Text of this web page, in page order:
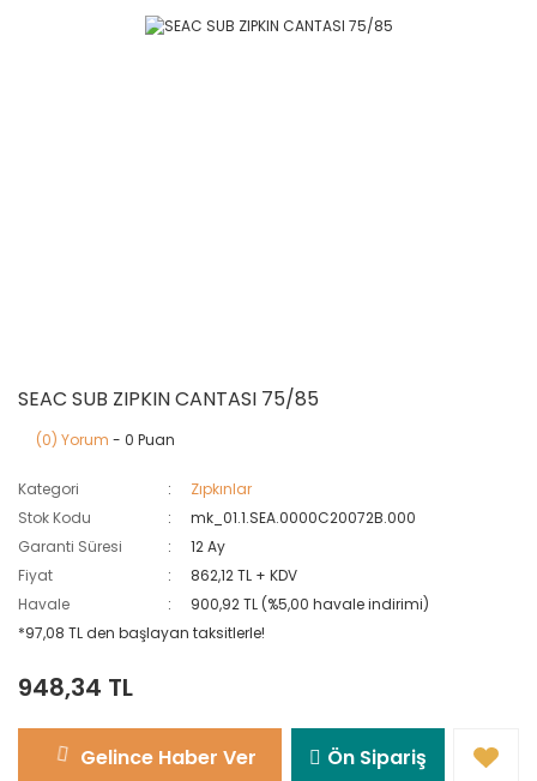
SEAC SUB ZIPKIN CANTASI 75/85
(0) Yorum - 0 Puan
Kategori
Zıpkınlar
Stok Kodu
mk_01.1.SEA.0000C20072B.000
Garanti Süresi
12 Ay
Fiyat
862,12 TL + KDV
Havale
900,92 TL (%5,00 havale indirimi)
*97,08 TL den başlayan taksitlerle!
948,34 TL
Gelince Haber Ver Ön Sipariş